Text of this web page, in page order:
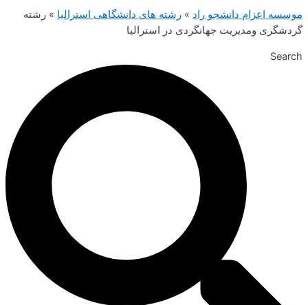
موسسه اعزام دانشجو راد » رشته های دانشگاهی استرالیا » رشته
گردشگری ومدیریت جهانگردی در استرالیا
Search